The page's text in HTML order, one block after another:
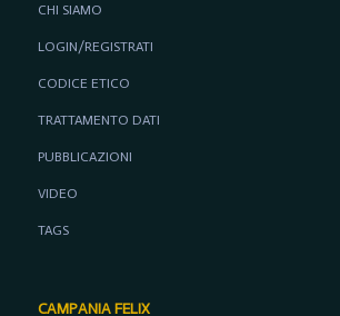
CHI SIAMO
LOGIN/REGISTRATI
CODICE ETICO
TRATTAMENTO DATI
PUBBLICAZIONI
VIDEO
TAGS
CAMPANIA FELIX